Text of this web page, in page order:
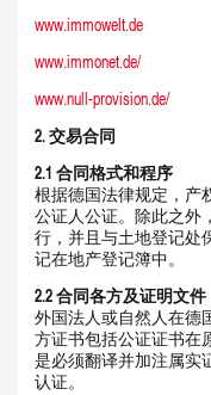
www.immowelt.de
www.immonet.de/
www.null-provision.de/
2.交易合同
2.1 合同格式和程序
根据德国法律规定，产
公证人公证。除此之外
行，并且与土地登记处
记在地产登记簿中。
2.2合同各方及证明文件
外国法人或自然人在德
方证书包括公证证书在
是必须翻译并加注属实
认证。